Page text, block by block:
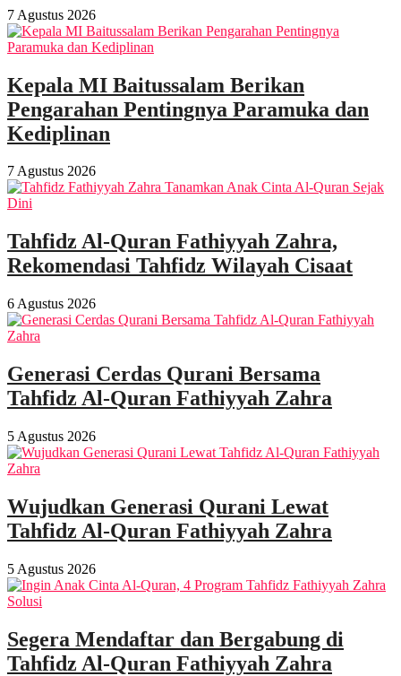
7 Agustus 2026
Kepala MI Baitussalam Berikan
Pengarahan Pentingnya Paramuka dan
Kediplinan
7 Agustus 2026
Tahfidz Al-Quran Fathiyyah Zahra,
Rekomendasi Tahfidz Wilayah Cisaat
6 Agustus 2026
Generasi Cerdas Qurani Bersama
Tahfidz Al-Quran Fathiyyah Zahra
5 Agustus 2026
Wujudkan Generasi Qurani Lewat
Tahfidz Al-Quran Fathiyyah Zahra
5 Agustus 2026
Segera Mendaftar dan Bergabung di
Tahfidz Al-Quran Fathiyyah Zahra